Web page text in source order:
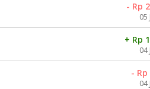
- Rp
05
+ Rp
04
- Rp
04